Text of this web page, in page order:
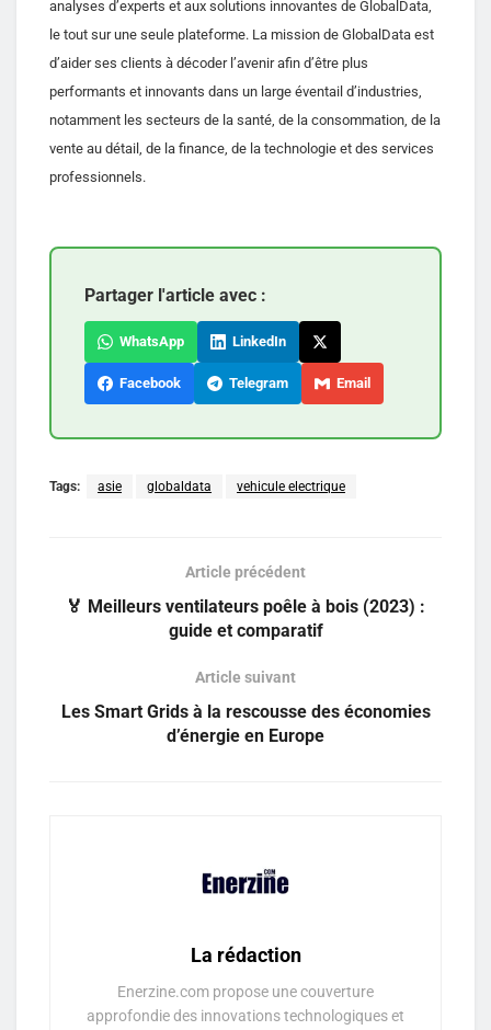
analyses d’experts et aux solutions innovantes de GlobalData,
le tout sur une seule plateforme. La mission de GlobalData est
d’aider ses clients à décoder l’avenir afin d’être plus
performants et innovants dans un large éventail d’industries,
notamment les secteurs de la santé, de la consommation, de la
vente au détail, de la finance, de la technologie et des services
professionnels.
Partager l'article avec :
WhatsApp LinkedIn
Facebook Telegram Email
Tags: asie globaldata vehicule electrique
Article précédent
🏅 Meilleurs ventilateurs poêle à bois (2023) :
guide et comparatif
Article suivant
Les Smart Grids à la rescousse des économies
d’énergie en Europe
La rédaction
Enerzine.com propose une couverture
approfondie des innovations technologiques et